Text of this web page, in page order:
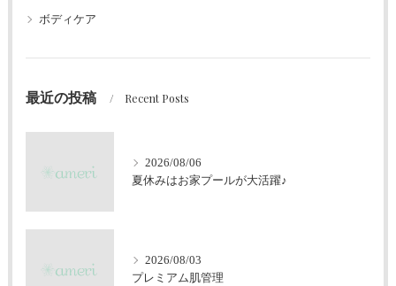
ボディケア
最近の投稿 Recent Posts
2026/08/06
夏休みはお家プールが大活躍♪
2026/08/03
プレミアム肌管理